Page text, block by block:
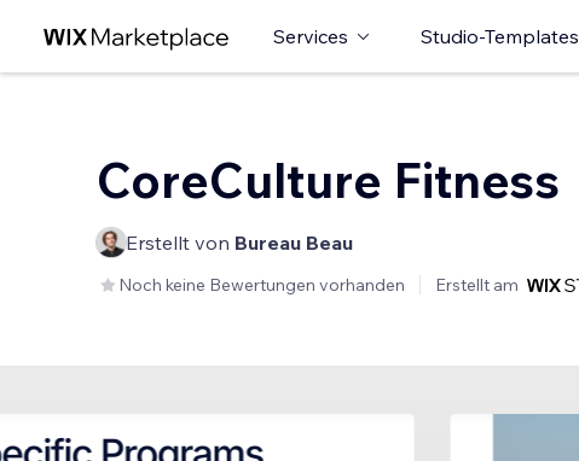
Services Studio-Templates
CoreCulture Fitness
Erstellt von Bureau Beau
Noch keine Bewertungen vorhanden Erstellt am